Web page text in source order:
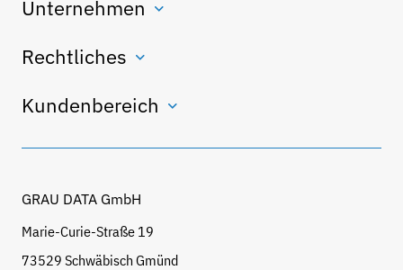
Unternehmen
Rechtliches
Kundenbereich
GRAU DATA GmbH
Marie-Curie-Straße 19
73529 Schwäbisch Gmünd